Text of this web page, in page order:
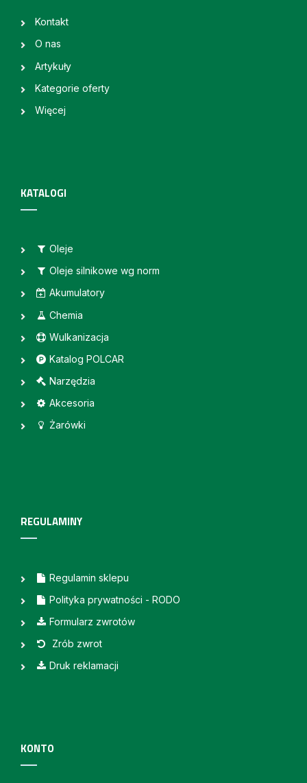
Kontakt
O nas
Artykuły
Kategorie oferty
Więcej
KATALOGI
Oleje
Oleje silnikowe wg norm
Akumulatory
Chemia
Wulkanizacja
Katalog POLCAR
Narzędzia
Akcesoria
Żarówki
REGULAMINY
Regulamin sklepu
Polityka prywatności - RODO
Formularz zwrotów
Zrób zwrot
Druk reklamacji
KONTO